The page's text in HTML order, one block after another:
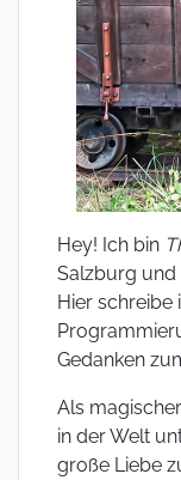
Hey! Ich bin
Salzburg und
Hier schreibe
Gedanken
Als
in der Welt
große Liebe